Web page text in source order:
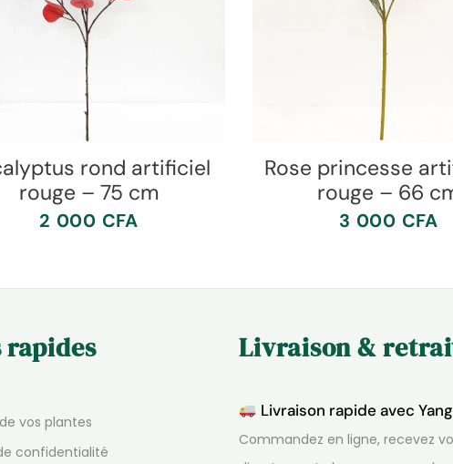
rond artificiel
rouge – 75 cm
2 000 CFA
Rose princesse
rouge – 66
3 000 CFA
rapides
vos plantes
confidentialité
Livraison &
Livraison rapide avec
Commandez en ligne, recevez